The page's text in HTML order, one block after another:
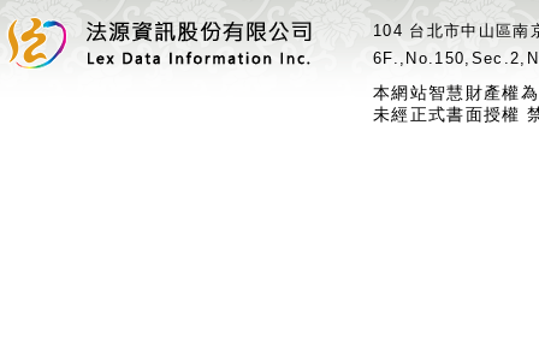
104 台北市中山區
本網站智慧財產權
未經正式書面授權